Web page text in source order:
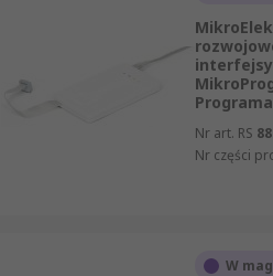
interfejsy
Nr art. RS
Nr części
W